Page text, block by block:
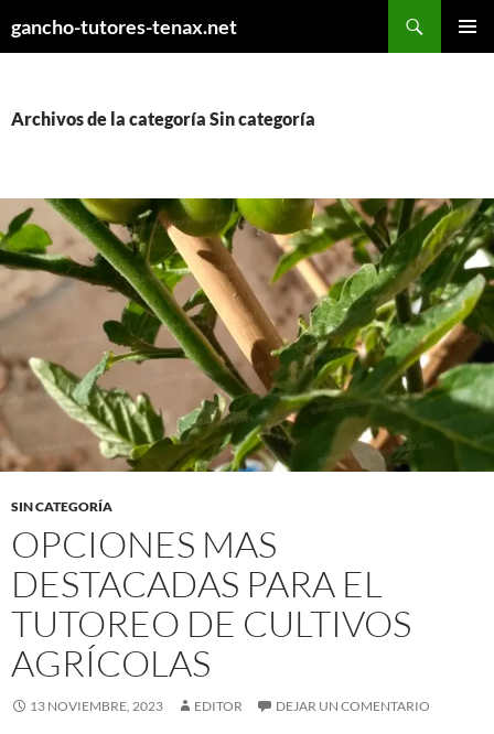
algancho-tutores-tenax.net
Archivos de la categoría Sin categoría
SIN CATEGORÍA
OPCIONES MAS
DESTACADAS PARA EL
TUTOREO DE CULTIVOS
AGRÍCOLAS
13 NOVIEMBRE, 2023 EDITOR DEJAR UN COMENTARIO